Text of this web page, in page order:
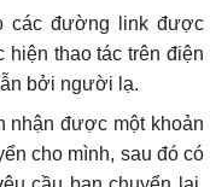
các đường link được
hiện thao tác trên điện
bởi người lạ.
nhận được một khoản
cho mình, sau đó có